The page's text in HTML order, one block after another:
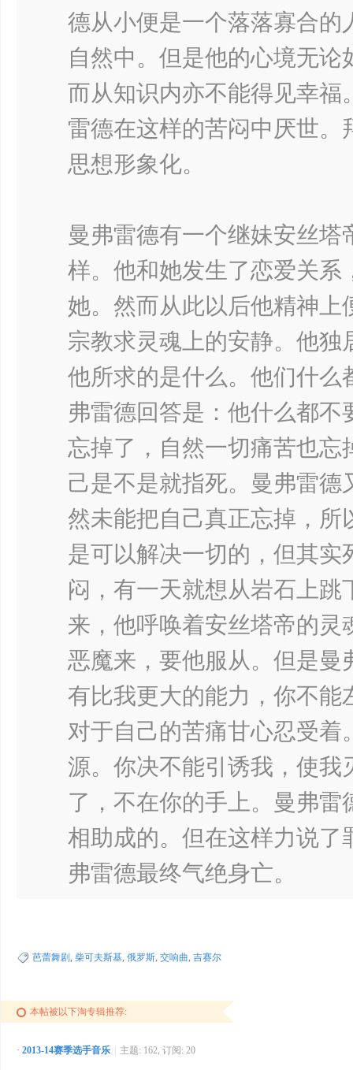
德从小便是一个落落寡合的
自然中。但是他的心境无
而从知识内亦不能得见幸福
雷德在这样的苦闷中厌世
思想形象化。
曼弗雷德有一个继妹安丝
样。他和她发生了恋爱关系
她。然而从此以后他精神
宗教求灵魂上的安静。他
他所求的是什么。他们什么
弗雷德回答是：他什么都
忘掉了，自然一切痛苦也忘
己是不是就指死。曼弗雷
然未能把自己真正忘掉，
是可以解决一切的，但其
闷，有一天就想从岩石上
来，他呼唤着安丝塔帝的
恶魔来，要他服从。但是曼
有比我更大的能力，你不
对于自己的苦痛甘心忍受
源。你决不能引诱我，使我
了，不在你的手上。曼弗雷
相助成的。但在这样力说了
弗雷德最终气绝身亡。
芭蕾舞剧, 柴可夫斯基, 俄罗斯, 交响曲, 吉赛尔
本帖被以下淘专辑推荐:
· 2013-14赛季选手音乐 主题: 162, 订阅: 20